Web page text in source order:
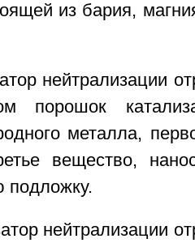
из бария,
нейтрализации
порошок
металла,
вещество,
подложку.
нейтрализации